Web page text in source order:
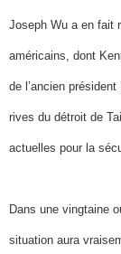
Joseph Wu a en fait
américains, dont
de l’ancien
rives du détroit de
actuelles pour la
Dans une vingtaine
situation aura